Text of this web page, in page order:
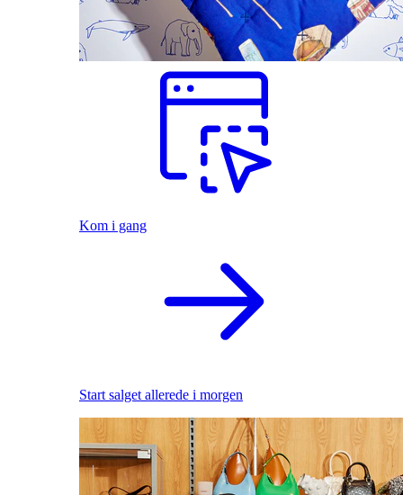
Kom i gang
Start salget allerede i morgen